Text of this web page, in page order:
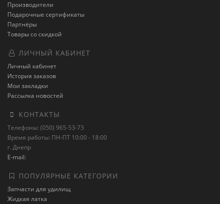
Производители
Подарочные сертификаты
Партнёры
Товары со скидкой
ЛИЧНЫЙ КАБИНЕТ
Личный кабинет
История заказов
Мои закладки
Рассылка новостей
КОНТАКТЫ
Телефоны: (050) 965-53-73
Время работы: ПН-ПТ 10:00 - 18:00
г. Днепр
E-mail:
ПОПУЛЯРНЫЕ КАТЕГОРИИ
Запчасти для удилищ
Жидкая латка